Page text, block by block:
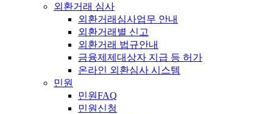
외환거래 심사
외환거래심사업무 안내
외환거래별 신고
외환거래 법규안내
금융제제대상자 지급 등 허가
온라인 외환심사 시스템
민원
민원FAQ
민원신청